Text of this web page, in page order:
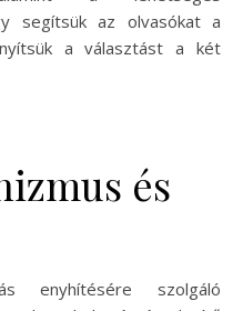
segítsük az olvasókat a
a választást a két
és
enyhítésére szolgáló